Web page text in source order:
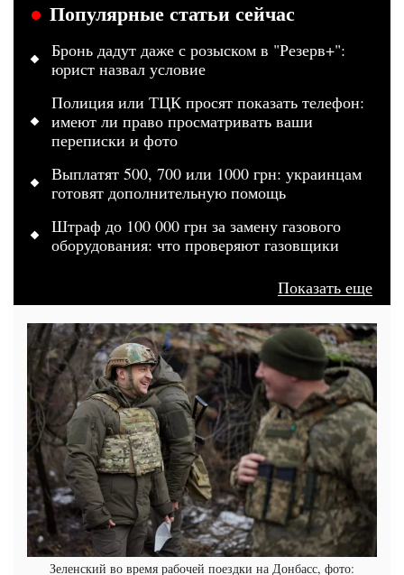
Популярные статьи сейчас
Бронь дадут даже с розыском в "Резерв+":
юрист назвал условие
Полиция или ТЦК просят показать телефон:
имеют ли право просматривать ваши
переписки и фото
Выплатят 500, 700 или 1000 грн: украинцам
готовят дополнительную помощь
Штраф до 100 000 грн за замену газового
оборудования: что проверяют газовщики
Показать еще
Зеленский во время рабочей поездки на Донбасс, фото: